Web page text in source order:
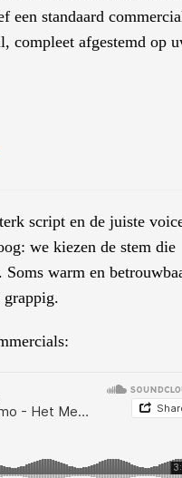
een standaard
compleet afgestemd op
script en de juiste
we kiezen de stem die
warm en
grappig.